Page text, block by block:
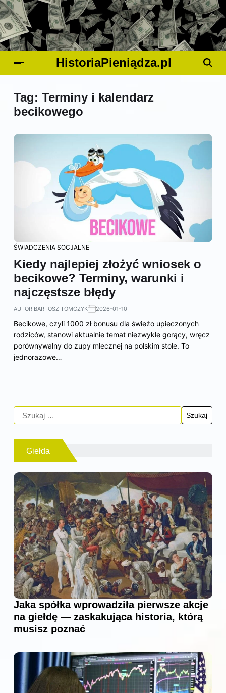
HistoriaPieniądza.pl
Tag: Terminy i kalendarz
becikowego
ŚWIADCZENIA SOCJALNE
Kiedy najlepiej złożyć wniosek o
becikowe? Terminy, warunki i
najczęstsze błędy
AUTOR:BARTOSZ TOMCZYK 2026-01-10
Becikowe, czyli 1000 zł bonusu dla świeżo upieczonych
rodziców, stanowi aktualnie temat niezwykle gorący, wręcz
porównywalny do zupy mlecznej na polskim stole. To
jednorazowe…
Giełda
Jaka spółka wprowadziła pierwsze akcje
na giełdę — zaskakująca historia, którą
musisz poznać